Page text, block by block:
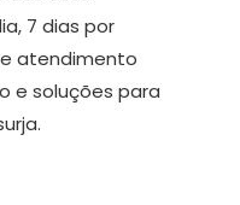
7 dias por
atendimento
e soluções para